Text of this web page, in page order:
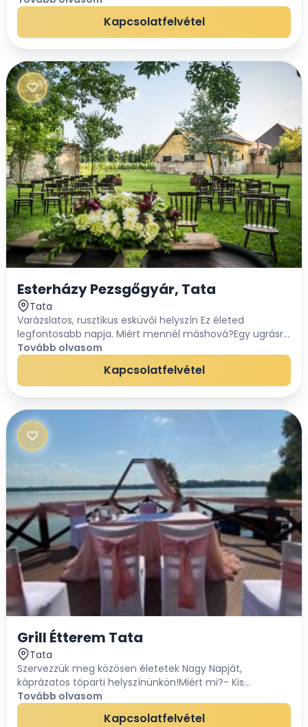
Napotokat különlegessé varázsolja. Toszkán...
Kapcsolatfelvétel
Esterházy Pezsgőgyár, Tata
Tata
Varázslatos, rusztikus esküvői helyszín Ez életed
legfontosabb napja. Miért mennél máshová?​Egy ugrásra
a nyüzsgő fővárostól, a festői Tata városában egy igazi
újhullámos helyszín vár rátok: az...
Tovább olvasom
Kapcsolatfelvétel
Grill Étterem Tata
Tata
Szervezzük meg közösen életetek Nagy Napját,
káprázatos tóparti helyszínünkön!Miért mi?- Kis
létszámú esküvőtől 120 főig lebonyolítható rendezvény-
Szertartás/Vendégvárás/Vacsora lehetősége pára...
Tovább olvasom
Kapcsolatfelvétel